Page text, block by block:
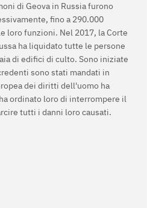
di Geova in Russia furono
fino a 290.000
loro funzioni. Nel 2017, la Corte
ha liquidato tutte le persone
di edifici di culto. Sono iniziate
sono stati mandati in
dei diritti dell'uomo ha
ordinato loro di interrompere il
tutti i danni loro causati.